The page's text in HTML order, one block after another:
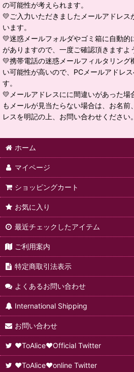
の可能性が考えられます。
💛ご入力いただきましたメールアドレス
います。
💛迷惑メールフォルダやゴミ箱に自動的
がありますので、一度ご確認頂きますよ
💛携帯電話の迷惑メールフィルタリング
い可能性が高いので、PCメールアドレ
す。
💛メールアドレスにに間違いがあった場
もメールが見当たらない場合は、お名前
レスを明記の上、お問い合わせください。
ホーム
マイページ
ショッピングカート
お気に入り
最近チェックしたアイテム
ご利用案内
特定商取引法表示
よくあるお問い合わせ
International Shipping
お問い合わせ
♥ToAlice♥Official Twitter
♥ToAlice♥online Twitter